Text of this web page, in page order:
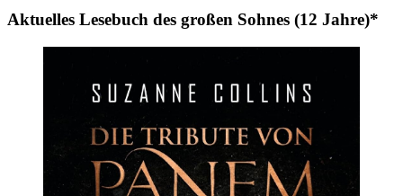
Aktuelles Lesebuch des großen Sohnes (12 Jahre)*